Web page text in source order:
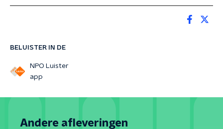
BELUISTER IN DE
NPO Luister
app
Andere afleveringen